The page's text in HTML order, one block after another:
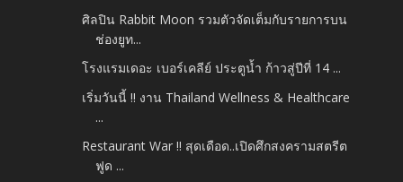
ศิลปิน Rabbit Moon รวมตัวจัดเต็มกับรายการบน
ช่องยูท...
โรงแรมเดอะ เบอร์เคลีย์ ประตูน้ำ ก้าวสู่ปีที่ 14 ...
เริ่มวันนี้ !! งาน Thailand Wellness & Healthcare
...
Restaurant War !! สุดเดือด..เปิดศึกสงครามสตรีต
ฟูด ...